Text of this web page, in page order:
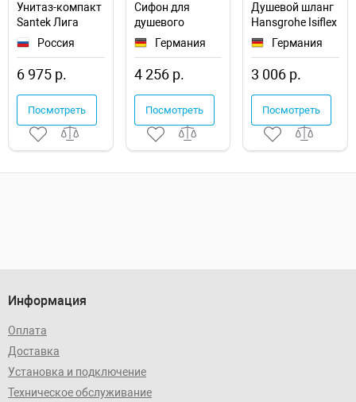
Унитаз-компакт
Santek Лига
1.WH30.2.197
Россия
6 975 р.
Посмотреть
Сифон для
душевого
поддона RGW S-
016 50241600-
01
Германия
4 256 р.
Посмотреть
Душевой шланг
Hansgrohe Isiflex
28276000Германия
3 006 р.
Посмотреть
Информация
Оплата
Доставка
Установка и подключение
Техническое обслуживание